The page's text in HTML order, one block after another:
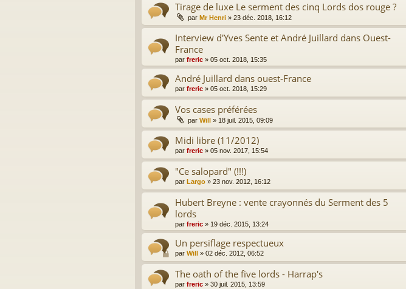
Tirage de luxe Le serment des cinq Lords dos rouge ?
par Mr Henri » 23 déc. 2018, 16:12
Interview d'Yves Sente et André Juillard dans Ouest-
France
par freric » 05 oct. 2018, 15:35
André Juillard dans ouest-France
par freric » 05 oct. 2018, 15:29
Vos cases préférées
par Will » 18 juil. 2015, 09:09
Midi libre (11/2012)
par freric » 05 nov. 2017, 15:54
"Ce salopard" (!!!)
par Largo » 23 nov. 2012, 16:12
Hubert Breyne : vente crayonnés du Serment des 5
lords
par freric » 19 déc. 2015, 13:24
Un persiflage respectueux
par Will » 02 déc. 2012, 06:52
The oath of the five lords - Harrap's
par freric » 30 juil. 2015, 13:59